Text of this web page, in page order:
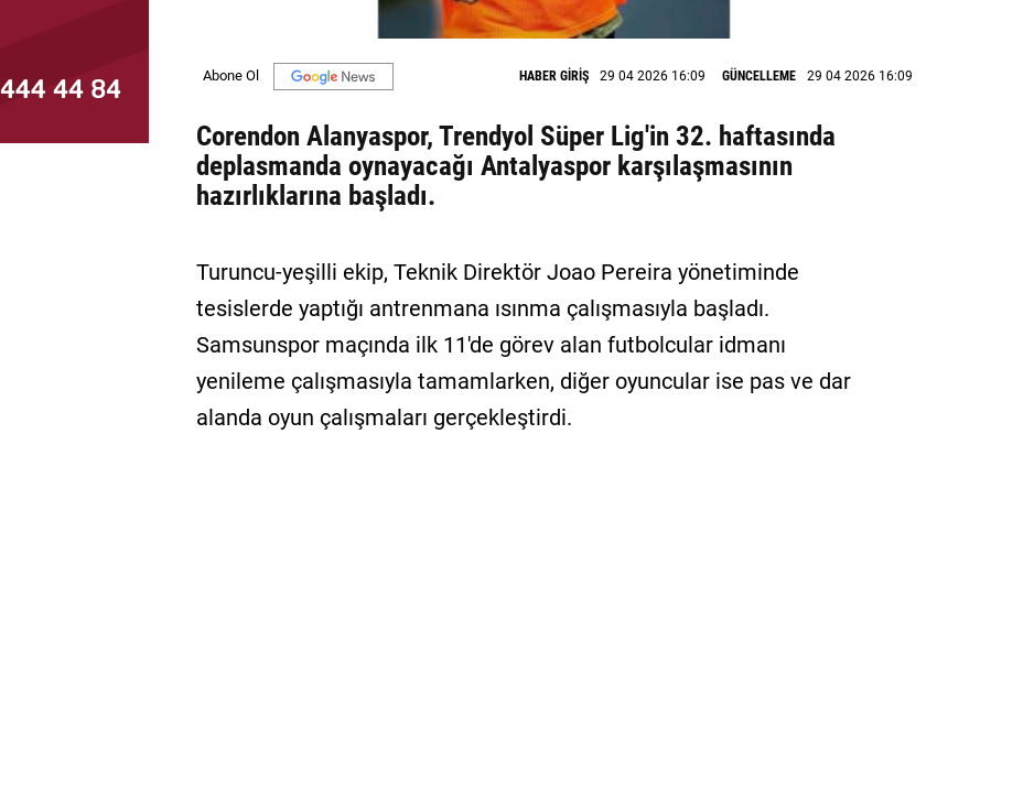
Künye
İletişim
HABER GİRİŞ 29 04 2026 16:09 GÜNCELLEME 29 04 2026 16:09
Corendon Alanyaspor, Trendyol Süper Lig'in 32. haftasında
deplasmanda oynayacağı Antalyaspor karşılaşmasının
hazırlıklarına başladı.
Turuncu-yeşilli ekip, Teknik Direktör Joao Pereira yönetiminde
tesislerde yaptığı antrenmana ısınma çalışmasıyla başladı.
Samsunspor maçında ilk 11'de görev alan futbolcular idmanı
yenileme çalışmasıyla tamamlarken, diğer oyuncular ise pas ve dar
alanda oyun çalışmaları gerçekleştirdi.